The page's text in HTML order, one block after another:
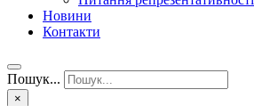
Новини
Контакти
Пошук...
×